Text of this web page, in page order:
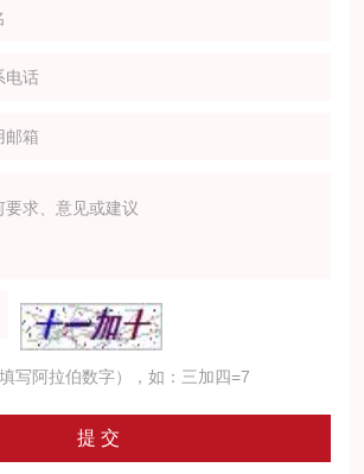
写阿拉伯数字），如：三加四=7